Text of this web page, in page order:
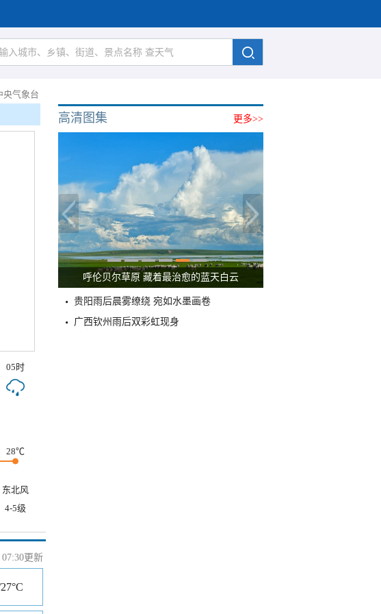
央气象台
05时
28℃
东北风
4-5级
07:30更新
更多>>
高清图集
呼伦贝尔草原 藏着最治愈的蓝天白云
贵阳雨后晨雾缭绕 宛如水墨画卷
广西钦州雨后双彩虹现身